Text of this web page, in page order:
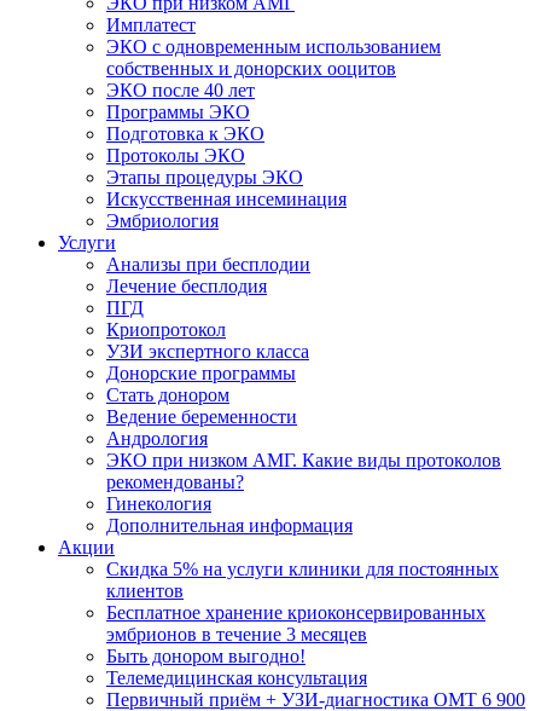
Имплатест
ЭКО с одновременным использованием
собственных и донорских ооцитов
ЭКО после 40 лет
Программы ЭКО
Подготовка к ЭКО
Протоколы ЭКО
Этапы процедуры ЭКО
Искусственная инсеминация
Эмбриология
Услуги
Анализы при бесплодии
Лечение бесплодия
ПГД
Криопротокол
УЗИ экспертного класса
Донорские программы
Стать донором
Ведение беременности
Андрология
ЭКО при низком АМГ. Какие виды протоколов
рекомендованы?
Гинекология
Дополнительная информация
Акции
Скидка 5% на услуги клиники для постоянных
клиентов
Бесплатное хранение криоконсервированных
эмбрионов в течение 3 месяцев
Быть донором выгодно!
Телемедицинская консультация
Первичный приём + УЗИ-диагностика ОМТ 6 900